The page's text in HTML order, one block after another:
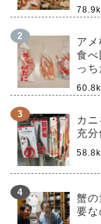
78.9k
ア
食
っち
60.8k
カ
充分
58.8k
蟹
要な